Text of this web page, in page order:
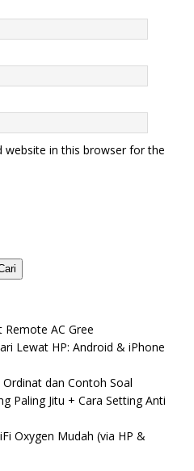
website in this browser for the
Remote AC Gree
Lewat HP: Android & iPhone
dan Contoh Soal
Paling Jitu + Cara Setting Anti
Oxygen Mudah (via HP &